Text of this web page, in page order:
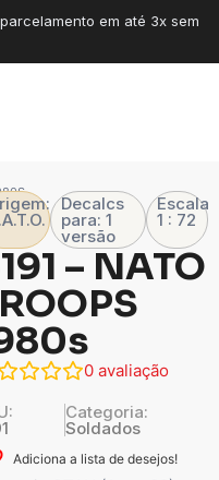
em até 3x sem
Decalcs
para: 1
versão
Escala
1 : 72
– NATO
0 avaliação
Categoria:
Soldados
Adiciona a lista de desejos!